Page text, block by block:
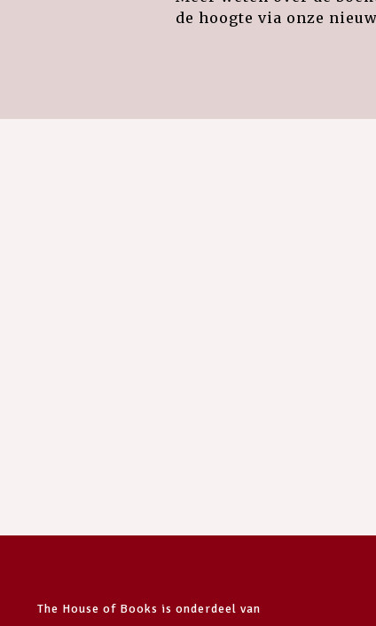
de hoogte via onze
The House of Books is onderdeel van